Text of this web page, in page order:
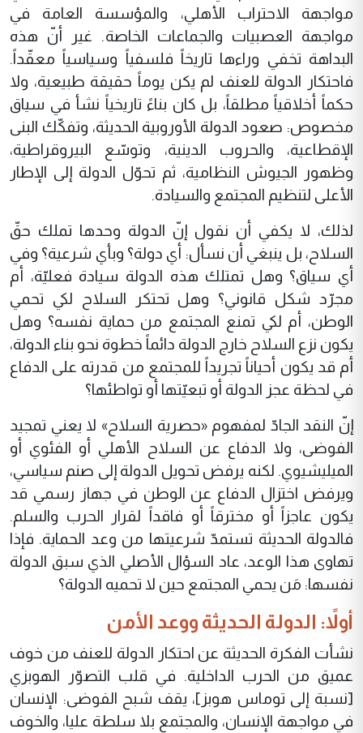
مواجهة الاحتراب الأهلي، والمؤسسة العامة في
مواجهة العصبيات والجماعات الخاصة. غير أنّ هذه
البداهة تخفي وراءها تاريخاً فلسفياً وسياسياً معقّداً.
فاحتكار الدولة للعنف لم يكن يوماً حقيقة طبيعية، ولا
حكماً أخلاقياً مطلقاً، بل كان بناءً تاريخياً نشأ في سياق
مخصوص: صعود الدولة الأوروبية الحديثة، وتفكّك البنى
الإقطاعية، والحروب الدينية، وتوسّع البيروقراطية،
وظهور الجيوش النظامية، ثم تحوّل الدولة إلى الإطار
الأعلى لتنظيم المجتمع والسيادة.
لذلك، لا يكفي أن نقول إنّ الدولة وحدها تملك حقّ
السلاح، بل ينبغي أن نسأل: أي دولة؟ وبأي شرعية؟ وفي
أي سياق؟ وهل تمتلك هذه الدولة سيادة فعليّة، أم
مجرّد شكل قانوني؟ وهل تحتكر السلاح لكي تحمي
الوطن، أم لكي تمنع المجتمع من حماية نفسه؟ وهل
يكون نزع السلاح خارج الدولة دائماً خطوة نحو بناء الدولة،
أم قد يكون أحياناً تجريداً للمجتمع من قدرته على الدفاع
في لحظة عجز الدولة أو تبعيّتها أو تواطئها؟
إنّ النقد الجادّ لمفهوم «حصرية السلاح» لا يعني تمجيد
الفوضى، ولا الدفاع عن السلاح الأهلي أو الفئوي أو
الميليشيوي. لكنه يرفض تحويل الدولة إلى صنم سياسي،
ويرفض اختزال الدفاع عن الوطن في جهاز رسمي قد
يكون عاجزاً أو مخترقاً أو فاقداً لقرار الحرب والسلم.
فالدولة الحديثة تستمدّ شرعيتها من وعد الحماية. فإذا
تهاوى هذا الوعد، عاد السؤال الأصلي الذي سبق الدولة
نفسها: مَن يحمي المجتمع حين لا تحميه الدولة؟
أولاً: الدولة الحديثة ووعد الأمن
نشأت الفكرة الحديثة عن احتكار الدولة للعنف من خوف
عميق من الحرب الداخلية. في قلب التصوّر الهوبزي
[نسبة إلى توماس هوبز]، يقف شبح الفوضى: الإنسان
في مواجهة الإنسان، والمجتمع بلا سلطة عليا، والخوف